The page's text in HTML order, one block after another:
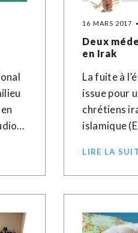
16 MARS 2017
Deux
en Irak
La fuite à
issue pour
chrétiens
islamique
LIRE LA